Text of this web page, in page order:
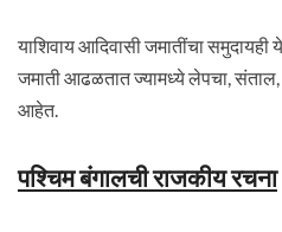
याशिवाय आदिवासी जमातींचा
जमाती आढळतात ज्यामध्ये लेपचा, संताल,
आहेत.
पश्चिम बंगालची राजकीय रचना